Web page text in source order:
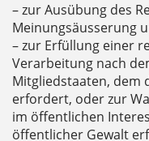
– zur Ausübung des
Meinungsäusserung
– zur Erfüllung einer
Verarbeitung nach
Mitgliedstaaten, dem
erfordert, oder zur
im öffentlichen
öffentlicher Gewalt